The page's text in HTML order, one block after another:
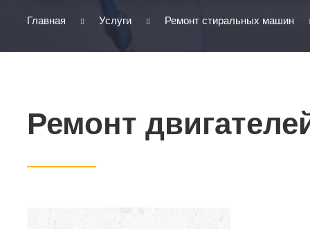
Главная Услуги Ремонт стиральных машин
Ремонт